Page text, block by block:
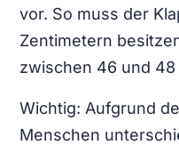
vor. So muss der
Zentimetern
zwischen 46 und
Wichtig: Aufgrund
Menschen